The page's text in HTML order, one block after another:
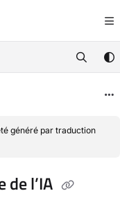
docs.document360.com/
further.
généré par traduction
l’IA